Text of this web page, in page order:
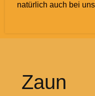
natürlich auch bei
Zaun